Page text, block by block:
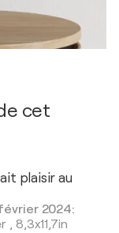
cet
plaisir au
2024:
, 8,3x11,7in